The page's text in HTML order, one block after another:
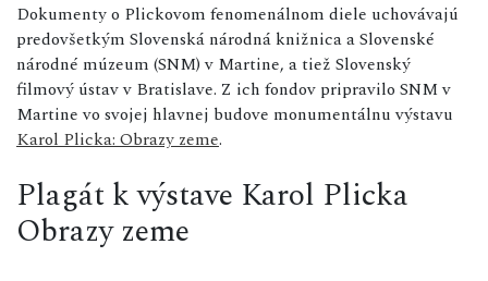
Dokumenty o Plickovom fenomenálnom diele uchovávajú
predovšetkým Slovenská národná knižnica a Slovenské
národné múzeum (SNM) v Martine, a tiež Slovenský
filmový ústav v Bratislave. Z ich fondov pripravilo SNM v
Martine vo svojej hlavnej budove monumentálnu výstavu
Karol Plicka: Obrazy zeme.
Plagát k výstave Karol Plicka
Obrazy zeme